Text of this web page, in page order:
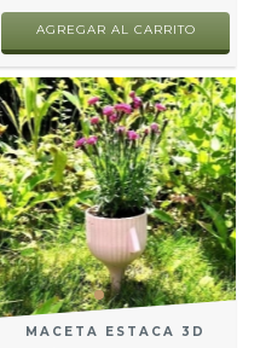
AGREGAR AL CARRITO
MACETA ESTACA 3D